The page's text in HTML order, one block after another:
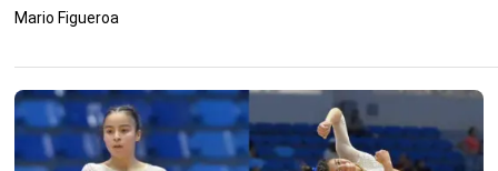
Mario Figueroa